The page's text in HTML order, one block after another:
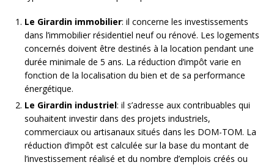
Le Girardin immobilier: il concerne les investissements
dans l’immobilier résidentiel neuf ou rénové. Les logements
concernés doivent être destinés à la location pendant une
durée minimale de 5 ans. La réduction d’impôt varie en
fonction de la localisation du bien et de sa performance
énergétique.
Le Girardin industriel: il s’adresse aux contribuables qui
souhaitent investir dans des projets industriels,
commerciaux ou artisanaux situés dans les DOM-TOM. La
réduction d’impôt est calculée sur la base du montant de
l’investissement réalisé et du nombre d’emplois créés ou